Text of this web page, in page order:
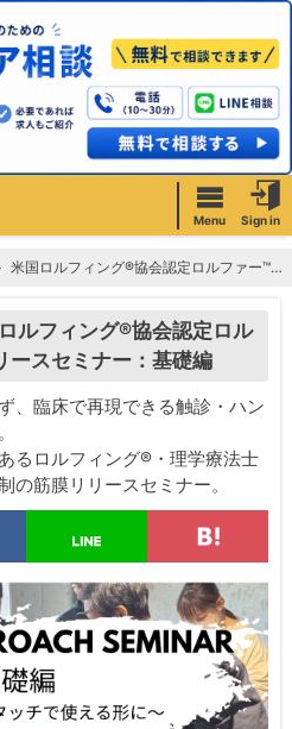
Menu Sign in
米国ロルフィング®︎協会認定ロルファー™️による筋膜リリースセミナー：基礎編
ルフィング®︎協会認定ロル
ースセミナー：基礎編
、臨床で再現できる触診・ハン
るロルフィング®︎・理学療法士
の筋膜リリースセミナー。